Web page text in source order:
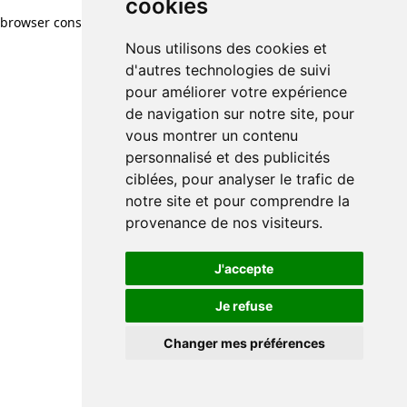
cookies
Nous utilisons des cookies et
d'autres technologies de suivi
pour améliorer votre expérience
de navigation sur notre site, pour
vous montrer un contenu
personnalisé et des publicités
ciblées, pour analyser le trafic de
notre site et pour comprendre la
provenance de nos visiteurs.
J'accepte
Je refuse
Changer mes préférences
browser console for more information)